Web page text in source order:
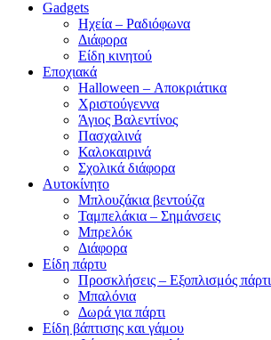
Gadgets
Ηχεία – Ραδιόφωνα
Διάφορα
Είδη κινητού
Εποχιακά
Halloween – Αποκριάτικα
Χριστούγεννα
Άγιος Βαλεντίνος
Πασχαλινά
Καλοκαιρινά
Σχολικά διάφορα
Αυτοκίνητο
Μπλουζάκια βεντούζα
Ταμπελάκια – Σημάνσεις
Μπρελόκ
Διάφορα
Είδη πάρτυ
Προσκλήσεις – Εξοπλισμός πάρτι
Μπαλόνια
Δωρά για πάρτι
Είδη βάπτισης και γάμου